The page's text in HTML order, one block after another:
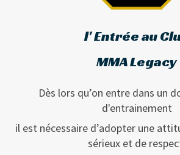
l' Entrée au
MMA Legacy
Dès lors qu’on entre dans un
d'entrainement
il est nécessaire d’adopter une
sérieux et de